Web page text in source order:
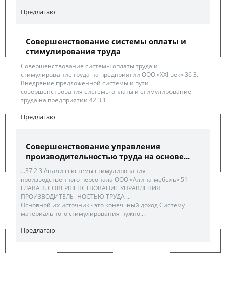
Предлагаю
Совершенствование системы оплаты и
стимулирования труда
Совершенствование системы оплаты труда и
стимулирование труда на предприятии ООО «XXI век» 36 3.
Внедрение предложенной системы и пути
совершенствования системы оплаты и стимулирование
труда на предприятии 42 3.1.
Предлагаю
Совершенствование управления
производительностью труда на основе...
...37 2.3 Анализ системы стимулирования
производственного персонала ООО «Алина-мебель» 51
ГЛАВА 3. СОВЕРШЕНСТВОВАНИЕ УПРАВЛЕНИЯ
ПРОИЗВОДИТЕЛЬ- НОСТЬЮ ТРУДА ...
Основной их источник - это конеч¬ный доход Систему
материального стимулирования нужно...
Предлагаю